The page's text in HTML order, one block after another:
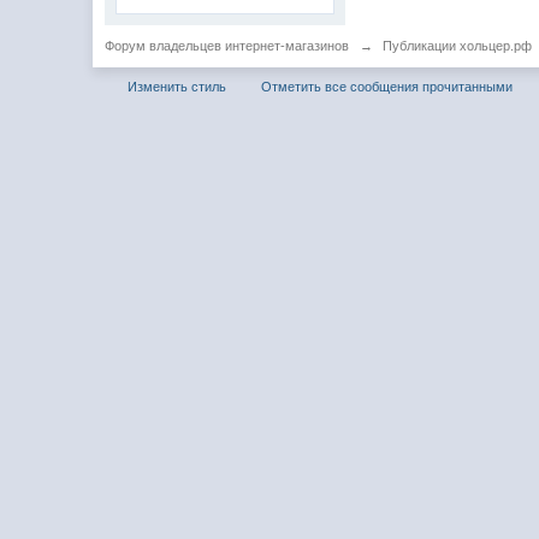
Форум владельцев интернет-магазинов → Публикации хольцер.рф
Изменить стиль Отметить все сообщения прочитанными